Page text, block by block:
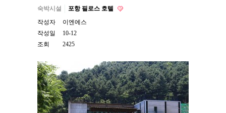
숙박시설
포항 필로스 호텔
작성자
이엔에스
작성일
10-12
조회
2425